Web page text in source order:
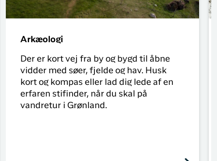
Arkæologi
Der er kort vej fra by og bygd til åbne
vidder med søer, fjelde og hav. Husk
kort og kompas eller lad dig lede af en
erfaren stifinder, når du skal på
vandretur i Grønland.